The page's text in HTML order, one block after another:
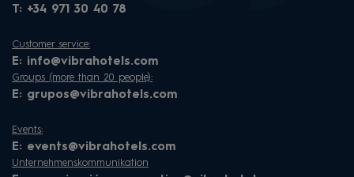
T: +34 971 30 40 78
Customer service:
E: info@vibrahotels.com
Groups (more than 20 people):
E: grupos@vibrahotels.com
Events:
E: events@vibrahotels.com
Unternehmenskommunikation